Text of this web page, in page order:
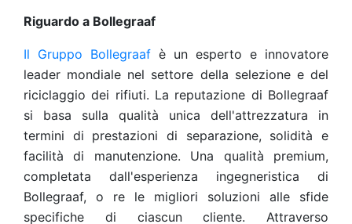
Riguardo a Bollegraaf
Il Gruppo Bollegraaf è un esperto e innovatore
leader mondiale nel settore della selezione e del
riciclaggio dei rifiuti. La reputazione di Bollegraaf
si basa sulla qualità unica dell'attrezzatura in
termini di prestazioni di separazione, solidità e
facilità di manutenzione. Una qualità premium,
completata dall'esperienza ingegneristica di
Bollegraaf, o re le migliori soluzioni alle sfide
specifiche di ciascun cliente. Attraverso